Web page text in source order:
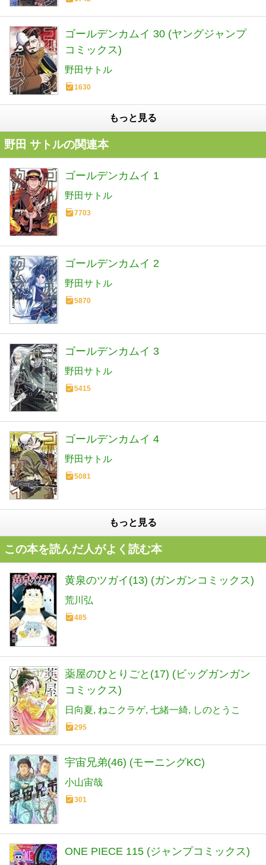
ゴールデンカムイ 30 (ヤングジャンプ
コミックス)
野田サトル
1630
もっと見る
野田 サトルの関連本
ゴールデンカムイ 1
野田サトル
7703
ゴールデンカムイ 2
野田サトル
5870
ゴールデンカムイ 3
野田サトル
5415
ゴールデンカムイ 4
野田サトル
5081
もっと見る
この本を読んだ人がよく読む本
黄泉のツガイ(13) (ガンガンコミックス)
荒川弘
485
薬屋のひとりごと(17) (ビッグガンガン
コミックス)
日向夏 ねこクラゲ 七緒一綺 しのとうこ
295
宇宙兄弟(46) (モーニングKC)
小山宙哉
301
ONE PIECE 115 (ジャンプコミックス)